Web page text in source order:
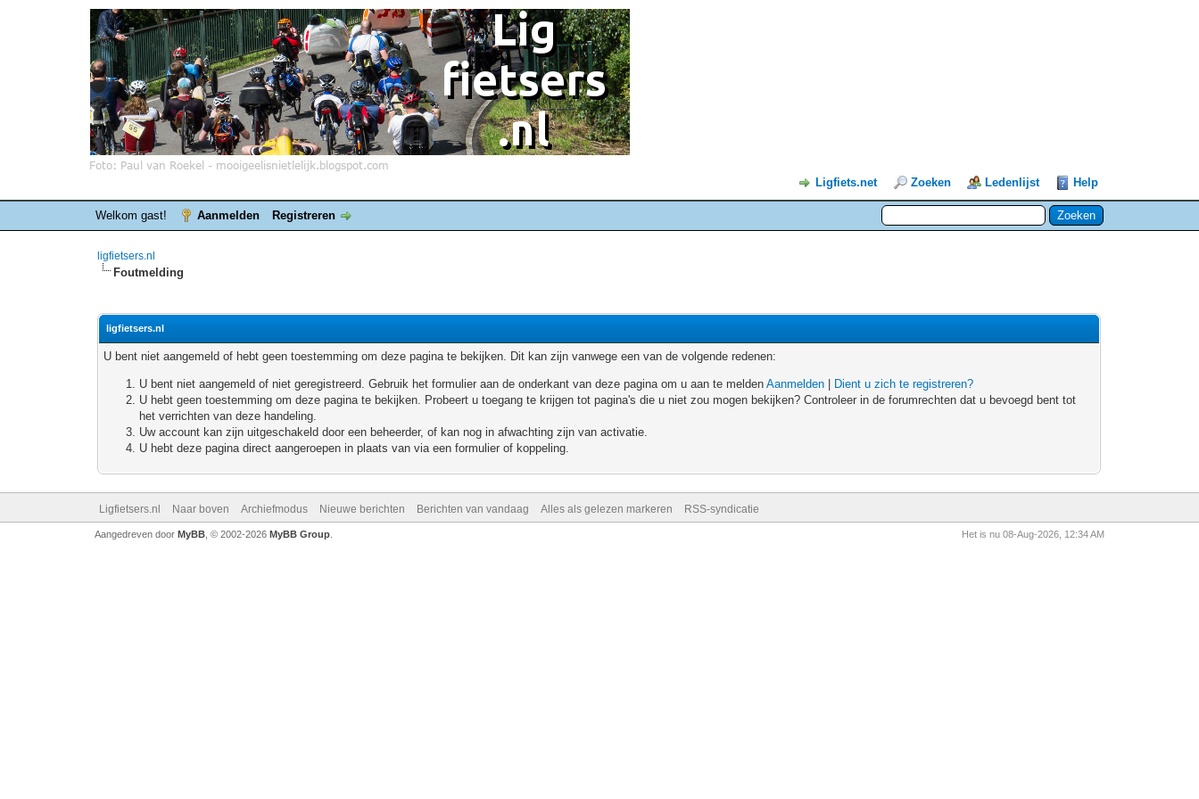
Ligfiets.net Zoeken Ledenlijst Help
Welkom gast! Aanmelden Registreren
ligfietsers.nl
Foutmelding
ligfietsers.nl
U bent niet aangemeld of hebt geen toestemming om deze pagina te bekijken. Dit kan zijn vanwege een van de volgende redenen:
U bent niet aangemeld of niet geregistreerd. Gebruik het formulier aan de onderkant van deze pagina om u aan te meldenAanmelden
Dient u zich te registreren?
U hebt geen toestemming om deze pagina te bekijken. Probeert u toegang te krijgen tot pagina's die u niet zou mogen bekijken? Controleer in de forumrechten dat u bevoegd bent tot
het verrichten van deze handeling.
Uw account kan zijn uitgeschakeld door een beheerder, of kan nog in afwachting zijn van activatie.
U hebt deze pagina direct aangeroepen in plaats van via een formulier of koppeling.
Ligfietsers.nl Naar boven Archiefmodus Nieuwe berichten Berichten van vandaag Alles als gelezen markeren RSS-syndicatie
Het is nu 08-Aug-2026, 12:34 AM
Aangedreven door MyBB, © 2002-2026 MyBB Group.